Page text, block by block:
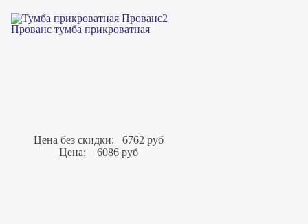
Прованс тумба прикроватная
Цена без скидки:
6762 руб
Цена:
6086 руб